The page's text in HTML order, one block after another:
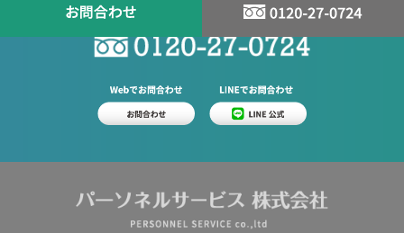
スタッフ登録はお問い合わせから